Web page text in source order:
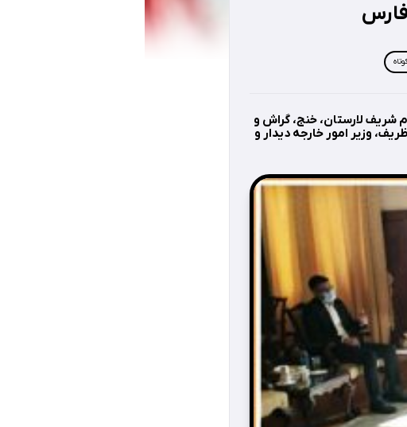
شریف لارستان، خنج، گراش و
۴ اسفند ۱۳۹۹، با دکتر محمدجواد ظریف، وزیر امور خارجه دیدار و